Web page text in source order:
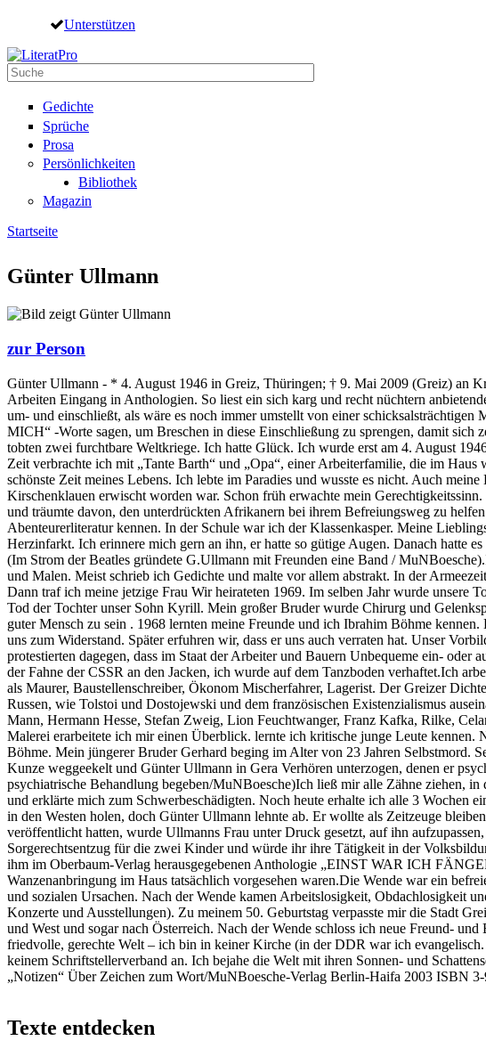
Direkt zum Inhalt
Unterstützen
Suche
Gedichte
Sprüche
Prosa
Persönlichkeiten
Bibliothek
Magazin
Startseite
Günter Ullmann
zur Person
Günter Ullmann - * 4. August 1946 in Greiz, Thüringen; † 9. Mai 2009 (Greiz) an
Arbeiten Eingang in Anthologien. So liest ein sich karg und recht nüchtern
um- und einschließt, als wäre es noch immer umstellt von einer
MICH“ -Worte sagen, um Breschen in diese Einschließung zu sprengen, damit
tobten zwei furchtbare Weltkriege. Ich hatte Glück. Ich wurde erst am 4. August
Zeit verbrachte ich mit „Tante Barth“ und „Opa“, einer Arbeiterfamilie, die im
schönste Zeit meines Lebens. Ich lebte im Paradies und wusste es nicht. Auch
Kirschenklauen erwischt worden war. Schon früh erwachte mein
und träumte davon, den unterdrückten Afrikanern bei ihrem Befreiungsweg zu
Abenteurerliteratur kennen. In der Schule war ich der Klassenkasper. Meine
Herzinfarkt. Ich erinnere mich gern an ihn, er hatte so gütige Augen. Danach hatte
(Im Strom der Beatles gründete G.Ullmann mit Freunden eine Band /
und Malen. Meist schrieb ich Gedichte und malte vor allem abstrakt. In der
Dann traf ich meine jetzige Frau Wir heirateten 1969. Im selben Jahr wurde unsere
Tod der Tochter unser Sohn Kyrill. Mein großer Bruder wurde Chirurg und
guter Mensch zu sein . 1968 lernten meine Freunde und ich Ibrahim Böhme
uns zum Widerstand. Später erfuhren wir, dass er uns auch verraten hat. Unser
protestierten dagegen, dass im Staat der Arbeiter und Bauern Unbequeme ein-
der Fahne der CSSR an den Jacken, ich wurde auf dem Tanzboden verhaftet.Ich
als Maurer, Baustellenschreiber, Ökonom Mischerfahrer, Lagerist. Der Greizer
Russen, wie Tolstoi und Dostojewski und dem französischen Existenzialismus
Mann, Hermann Hesse, Stefan Zweig, Lion Feuchtwanger, Franz Kafka, Rilke,
Malerei erarbeitete ich mir einen Überblick. lernte ich kritische junge Leute
Böhme. Mein jüngerer Bruder Gerhard beging im Alter von 23 Jahren Selbstmord.
Kunze weggeekelt und Günter Ullmann in Gera Verhören unterzogen, denen er
psychiatrische Behandlung begeben/MuNBoesche)Ich ließ mir alle Zähne ziehen,
und erklärte mich zum Schwerbeschädigten. Noch heute erhalte ich alle 3 Wochen
in den Westen holen, doch Günter Ullmann lehnte ab. Er wollte als Zeitzeuge
veröffentlicht hatten, wurde Ullmanns Frau unter Druck gesetzt, auf ihn
Sorgerechtsentzug für die zwei Kinder und würde ihr ihre Tätigkeit in der
ihm im Oberbaum-Verlag herausgegebenen Anthologie „EINST WAR ICH
Wanzenanbringung im Haus tatsächlich vorgesehen waren.Die Wende war ein
und sozialen Ursachen. Nach der Wende kamen Arbeitslosigkeit, Obdachlosigkeit
Konzerte und Ausstellungen). Zu meinem 50. Geburtstag verpasste mir die Stadt
und West und sogar nach Österreich. Nach der Wende schloss ich neue Freund-
friedvolle, gerechte Welt – ich bin in keiner Kirche (in der DDR war ich
keinem Schriftstellerverband an. Ich bejahe die Welt mit ihren Sonnen- und
„Notizen“ Über Zeichen zum Wort/MuNBoesche-Verlag Berlin-Haifa 2003 ISBN
Texte entdecken